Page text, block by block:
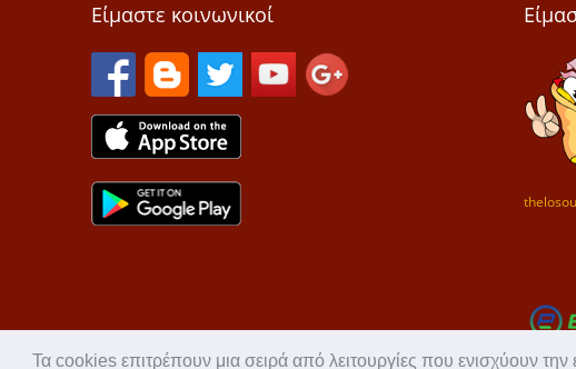
Τα cookies επιτρέπουν μια σειρά από λειτουργίες που ενισχύουν
Είμαστε κοινωνικοί